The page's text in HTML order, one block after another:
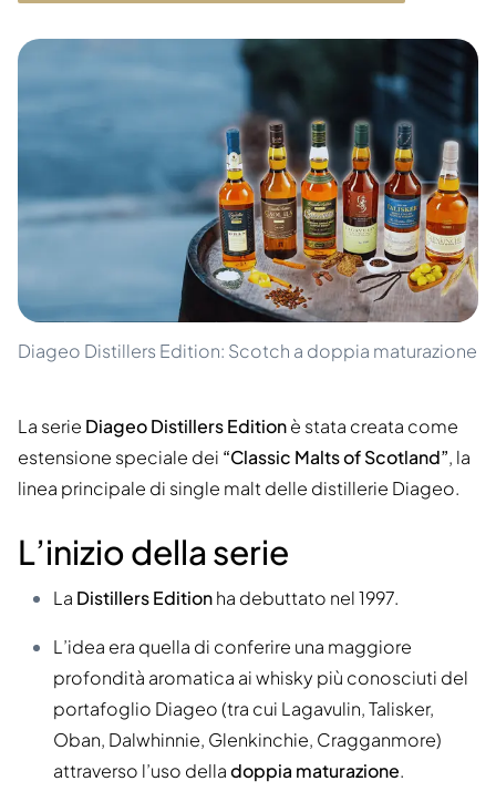
Diageo Distillers Edition: Scotch a doppia maturazione
La serie Diageo Distillers Editionè stata creata come
estensione speciale dei “Classic Malts of Scotland”, la
linea principale di single malt delle distillerie Diageo.
L’inizio della serie
La Distillers Editionha debuttato nel 1997.
L’idea era quella di conferire una maggiore
profondità aromatica ai whisky più conosciuti del
portafoglio Diageo (tra cui Lagavulin, Talisker,
Oban, Dalwhinnie, Glenkinchie, Cragganmore)
attraverso l’uso delladoppia maturazione.